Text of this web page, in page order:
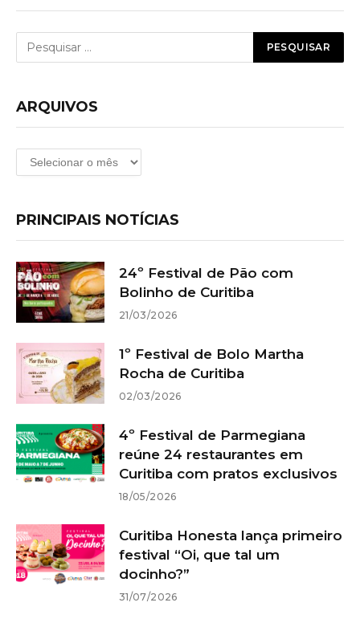
ARQUIVOS
Arquivos
PRINCIPAIS NOTÍCIAS
24º Festival de Pão com
Bolinho de Curitiba
21/03/2026
1º Festival de Bolo Martha
Rocha de Curitiba
02/03/2026
4º Festival de Parmegiana
reúne 24 restaurantes em
Curitiba com pratos exclusivos
18/05/2026
Curitiba Honesta lança primeiro
festival “Oi, que tal um
docinho?”
31/07/2026